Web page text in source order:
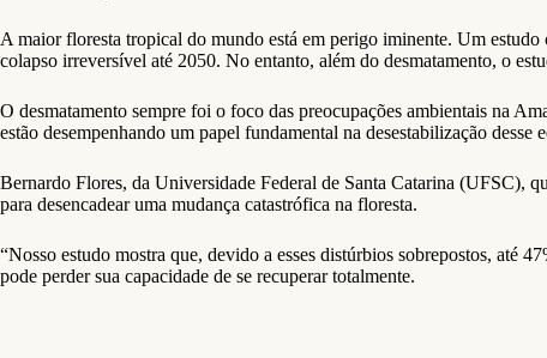
A maior floresta tropical do mundo está em perigo iminente. Um
colapso irreversível até 2050. No entanto, além do desmatamento, o
O desmatamento sempre foi o foco das preocupações ambientais na
estão desempenhando um papel fundamental na desestabilização desse
Bernardo Flores, da Universidade Federal de Santa Catarina (UFSC),
para desencadear uma mudança catastrófica na floresta.
“Nosso estudo mostra que, devido a esses distúrbios sobrepostos, até
pode perder sua capacidade de se recuperar totalmente.